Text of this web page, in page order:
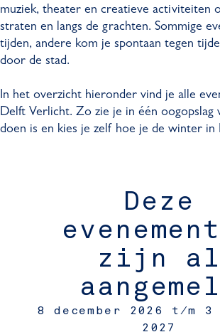
muziek, theater en creatieve activiteiten
straten en langs de grachten. Sommige
tijden, andere kom je spontaan tegen
door de stad.
In het overzicht hieronder vind je alle
Delft Verlicht. Zo zie je in één oogopslag
doen is en kies je zelf hoe je de winter in
Deze
zijn al
8 december 2026 t/m
2027